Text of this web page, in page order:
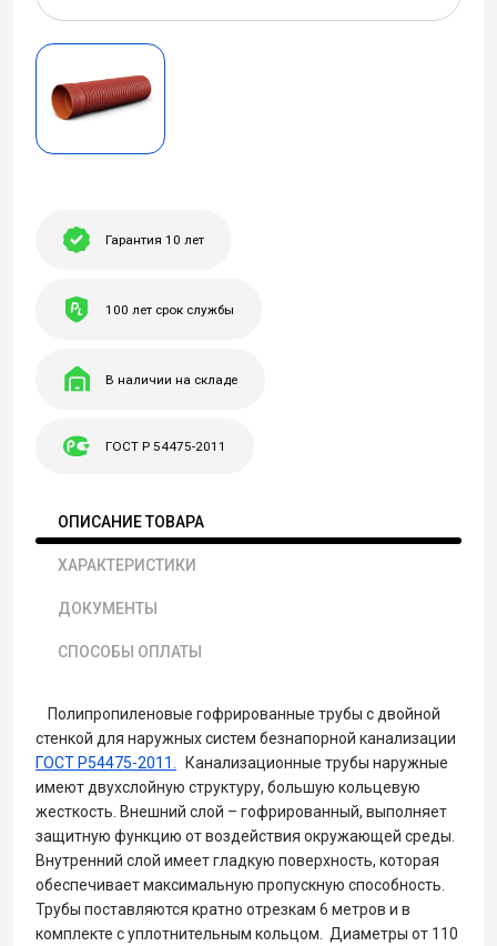
Гарантия 10 лет
100 лет срок службы
В наличии на складе
ГОСТ Р 54475-2011
ОПИСАНИЕ ТОВАРА
ХАРАКТЕРИСТИКИ
ДОКУМЕНТЫ
СПОСОБЫ ОПЛАТЫ
Полипропиленовые гофрированные трубы с двойной
стенкой для наружных систем безнапорной канализации
ГОСТ Р54475-2011.
Канализационные трубы наружные
имеют двухслойную структуру, большую кольцевую
жесткость. Внешний слой – гофрированный, выполняет
защитную функцию от воздействия окружающей среды.
Внутренний слой имеет гладкую поверхность, которая
обеспечивает максимальную пропускную способность.
Трубы поставляются кратно отрезкам 6 метров и в
комплекте с уплотнительным кольцом. Диаметры от 110